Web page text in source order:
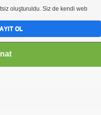
oluşturuldu. Siz de kendi web
OL